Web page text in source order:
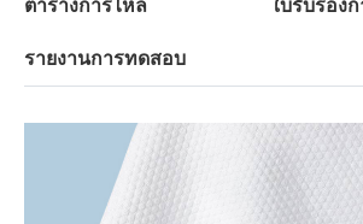
ตารางการไหล ใบรับรอง
รายงานการทดสอบ